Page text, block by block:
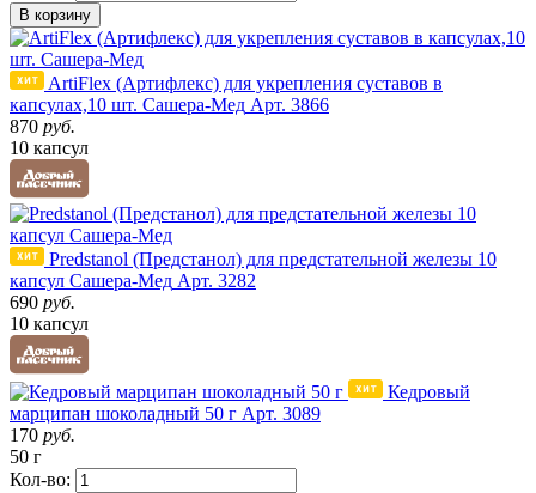
В корзину
ArtiFlex (Артифлекс) для укрепления суставов в
капсулах,10 шт. Сашера-Мед Арт. 3866
870 руб.
10 капсул
Predstanol (Предстанол) для предстательной железы 10
капсул Сашера-Мед Арт. 3282
690 руб.
10 капсул
Кедровый
марципан шоколадный 50 г Арт. 3089
170 руб.
50 г
Кол-во: